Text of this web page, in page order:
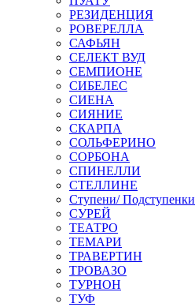
РЕЗИДЕНЦИЯ
РОВЕРЕЛЛА
САФЬЯН
СЕЛЕКТ ВУД
СЕМПИОНЕ
СИБЕЛЕС
СИЕНА
СИЯНИЕ
СКАРПА
СОЛЬФЕРИНО
СОРБОНА
СПИНЕЛЛИ
СТЕЛЛИНЕ
Ступени/ Подступенки
СУРЕЙ
ТЕАТРО
ТЕМАРИ
ТРАВЕРТИН
ТРОВАЗО
ТУРНОН
ТУФ